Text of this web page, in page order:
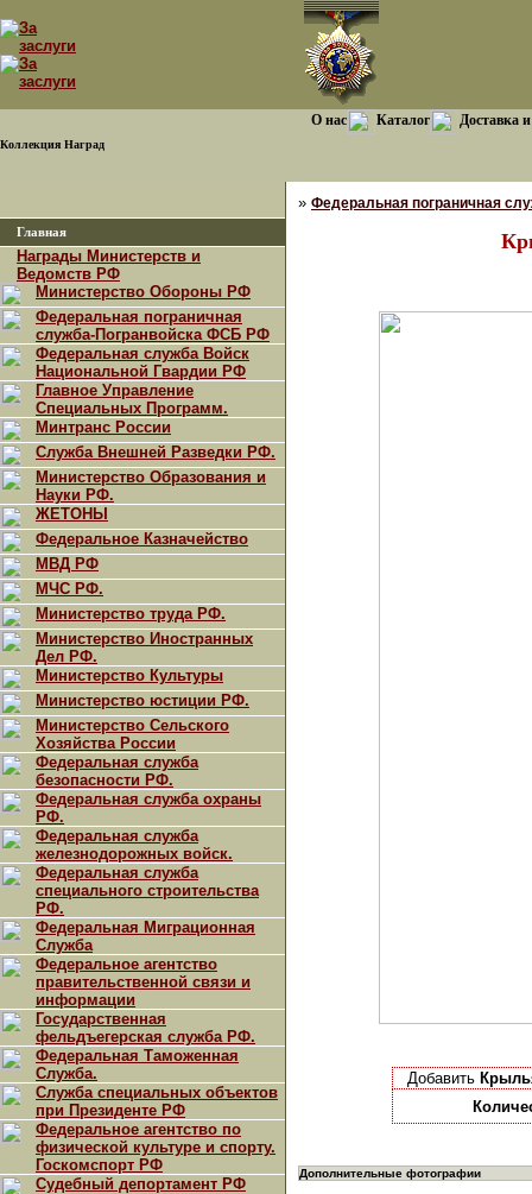
Коллекция Наград
О нас Каталог Доставка
Главная
Награды Министерств и
Ведомств РФ
Министерство Обороны РФ
Федеральная пограничная
служба-Погранвойска ФСБ РФ
Федеральная служба Войск
Национальной Гвардии РФ
Главное Управление
Специальных Программ.
Минтранс России
Служба Внешней Разведки РФ.
Министерство Образования и
Науки РФ.
ЖЕТОНЫ
Федеральное Казначейство
МВД РФ
МЧС РФ.
Министерство труда РФ.
Министерство Иностранных
Дел РФ.
Министерство Культуры
Министерство юстиции РФ.
Министерство Сельского
Хозяйства России
Федеральная служба
безопасности РФ.
Федеральная служба охраны
РФ.
Федеральная служба
железнодорожных войск.
Федеральная служба
специального строительства
РФ.
Федеральная Миграционная
Служба
Федеральное агентство
правительственной связи и
информации
Государственная
фельдъегерская служба РФ.
Федеральная Таможенная
Служба.
Служба специальных объектов
при Президенте РФ
Федеральное агентство по
физической культуре и спорту.
Госкомспорт РФ
Судебный депортамент РФ
» Федеральная пограничная
Добавить
Дополнительные фотографии